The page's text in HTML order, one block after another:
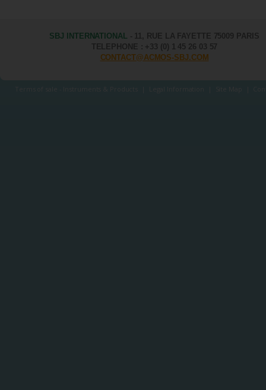
SBJ INTERNATIONAL
- 11, RUE LA FAYETTE 75009 PARIS
TELEPHONE : +33 (0) 1 45 26 03 57
CONTACT@ACMOS-SBJ.COM